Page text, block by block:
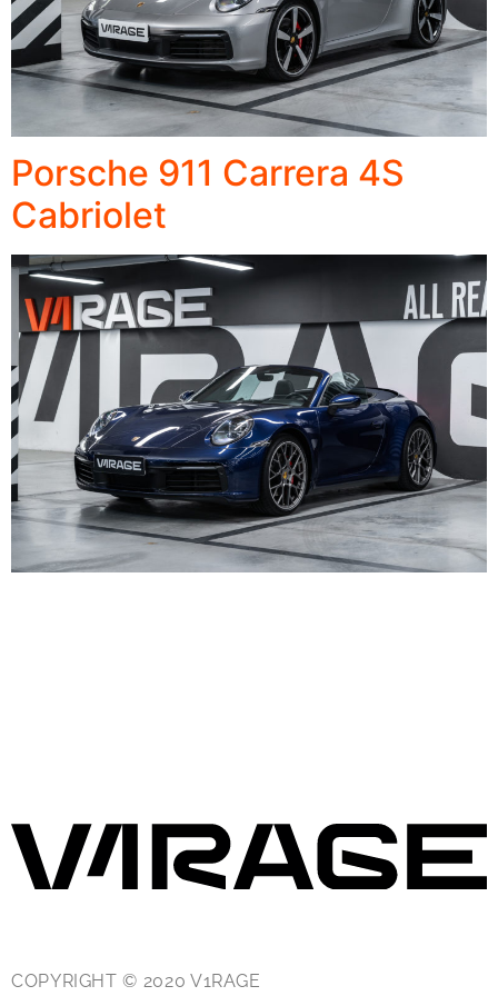
Porsche 911 Carrera 4S
Cabriolet
COPYRIGHT © 2020 V1RAGE